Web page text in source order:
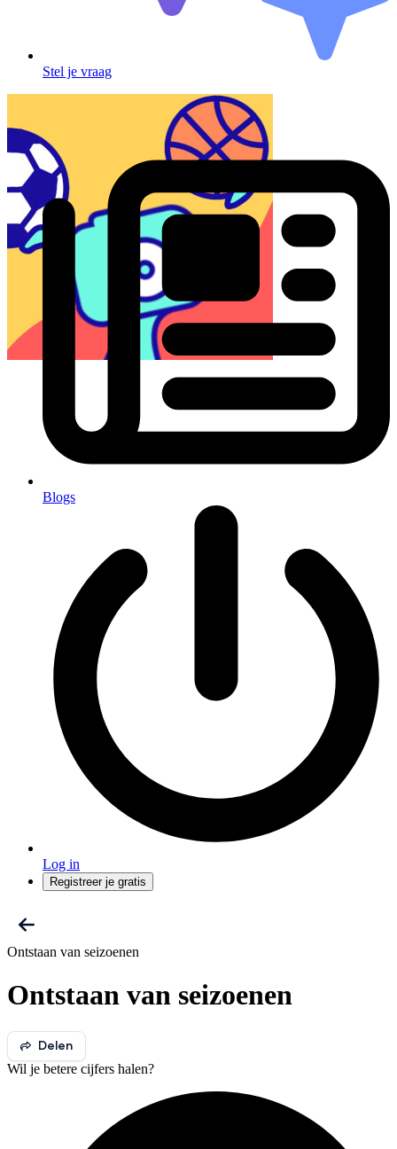
Stel je vraag
Blogs
Log in
Registreer je gratis
Ontstaan van seizoenen
Ontstaan van seizoenen
Delen
Wil je betere cijfers halen?